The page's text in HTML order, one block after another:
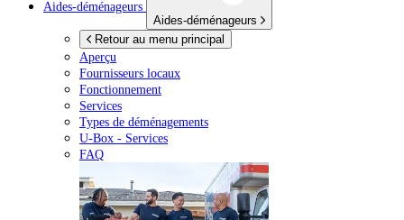
Aides-déménageurs
Aides-déménageurs
Retour au menu principal
Aperçu
Fournisseurs locaux
Fonctionnement
Services
Types de déménagements
U-Box - Services
FAQ